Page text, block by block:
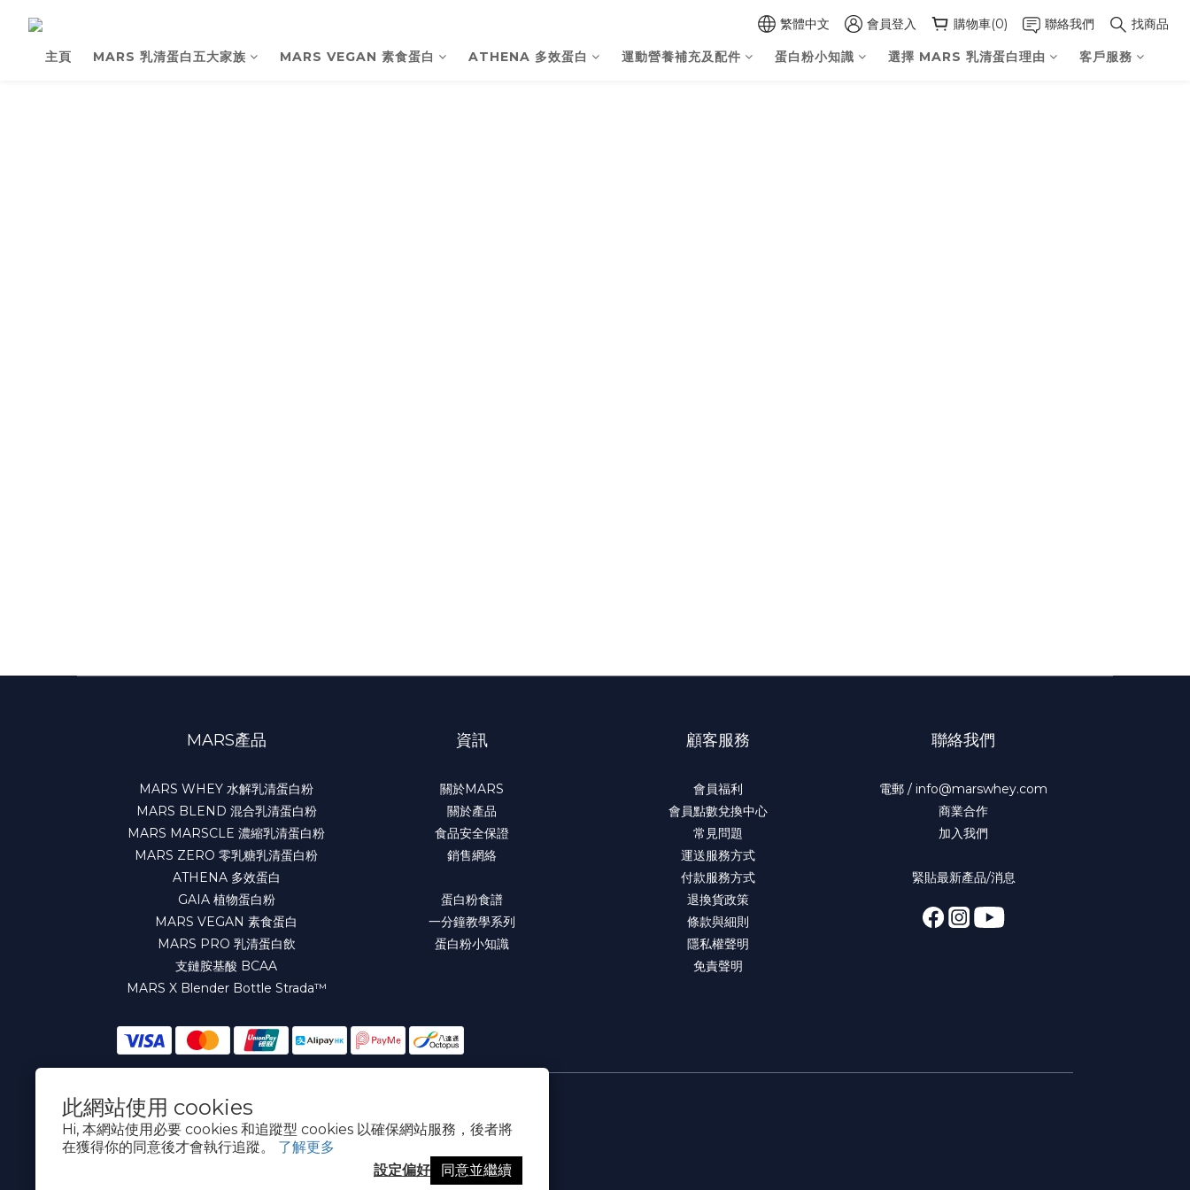
此網站使用 cookies
Hi, 本網站使用必要 cookies 和追蹤型 cookies 以確保網站服務，後者將
在獲得你的同意後才會執行追蹤。 了解更多
設定偏好
同意並繼續
繁體中文 會員登入 購物車(0) 聯絡我們 找商品
主頁 MARS 乳清蛋白五大家族 MARS VEGAN 素食蛋白 ATHENA 多效蛋白 運動營養補充及配件 蛋白粉小知識 選擇 MARS 乳清蛋白理由 客戶服務
MARS產品
MARS WHEY 水解乳清蛋白粉
MARS BLEND 混合乳清蛋白粉
MARS MARSCLE 濃縮乳清蛋白粉
MARS ZERO 零乳糖乳清蛋白粉
ATHENA 多效蛋白
GAIA 植物蛋白粉
MARS VEGAN 素食蛋白
MARS PRO 乳清蛋白飲
支鏈胺基酸 BCAA
MARS X Blender Bottle Strada™
資訊
關於MARS
關於產品
食品安全保證
銷售網絡
蛋白粉食譜
一分鐘教學系列
蛋白粉小知識
顧客服務
會員福利
會員點數兌換中心
常見問題
運送服務方式
付款服務方式
退換貨政策
條款與細則
隱私權聲明
免責聲明
聯絡我們
電郵 / info@marswhey.com
商業合作
加入我們
緊貼最新產品/消息
繁體中文